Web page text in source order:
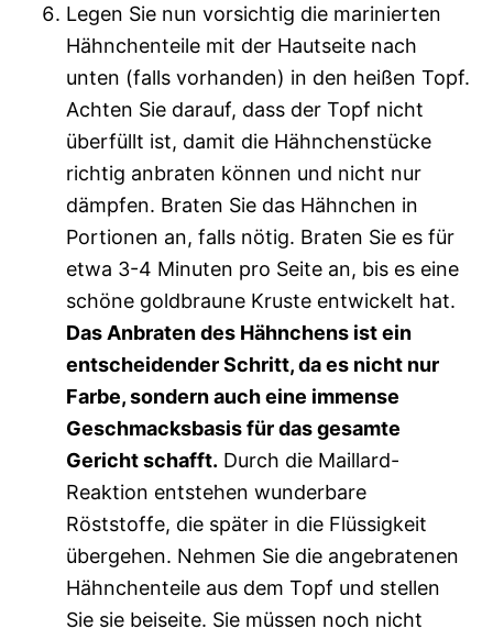
Legen Sie nun vorsichtig die marinierten
Hähnchenteile mit der Hautseite nach
unten (falls vorhanden) in den heißen Topf.
Achten Sie darauf, dass der Topf nicht
überfüllt ist, damit die Hähnchenstücke
richtig anbraten können und nicht nur
dämpfen. Braten Sie das Hähnchen in
Portionen an, falls nötig. Braten Sie es für
etwa 3-4 Minuten pro Seite an, bis es eine
schöne goldbraune Kruste entwickelt hat.
Das Anbraten des Hähnchens ist ein
entscheidender Schritt, da es nicht nur
Farbe, sondern auch eine immense
Geschmacksbasis für das gesamte
Gericht schafft. Durch die Maillard-
Reaktion entstehen wunderbare
Röststoffe, die später in die Flüssigkeit
übergehen. Nehmen Sie die angebratenen
Hähnchenteile aus dem Topf und stellen
Sie sie beiseite. Sie müssen noch nicht